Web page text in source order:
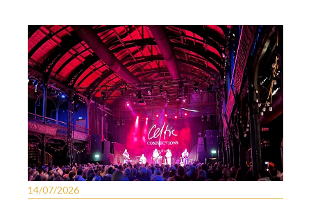
14/07/2026